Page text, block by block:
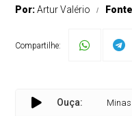
Por:Artur Valério
Compartilhe:
Ouça: Minas